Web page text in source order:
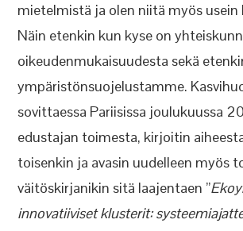
mietelmistä ja olen niitä myös usein
Näin etenkin kun kyse on
oikeudenmukaisuudesta sekä
ympäristönsuojelustamme.
sovittaessa Pariisissa joulukuussa
edustajan toimesta, kirjoitin
toisenkin ja avasin uudelleen myös
väitöskirjanikin sitä laajentaen ”
innovatiiviset klusterit: